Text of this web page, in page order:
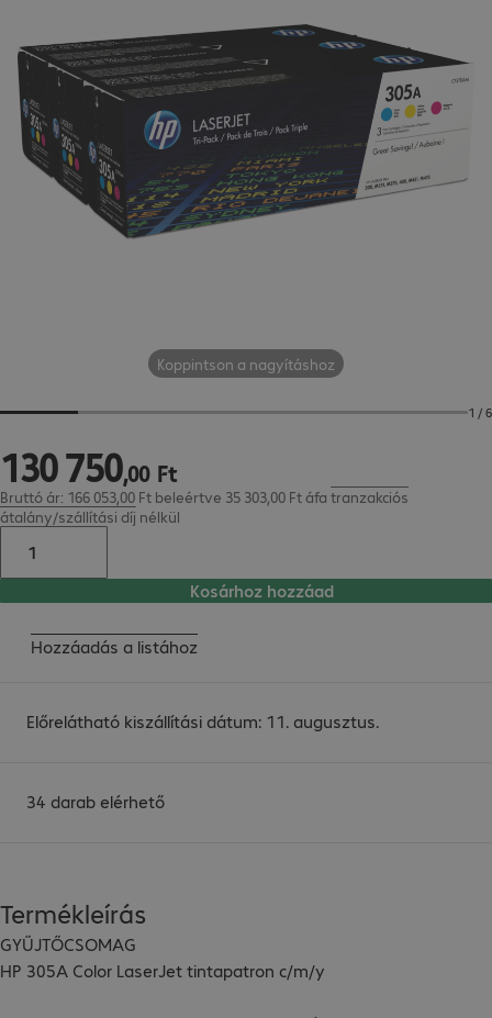
Koppintson a nagyításhoz
1 / 6
130750,00 Ft
130 750,00 Ft
Bruttó ár: 166 053,00 Ft beleértve 35 303,00 Ft áfa tranzakciós
átalány/szállítási díj nélkül
Kosárhoz hozzáad
Hozzáadás a listához
Előrelátható kiszállítási dátum: 11. augusztus.
34 darab elérhető
Termékleírás
GYŰJTŐCSOMAG
HP 305A Color LaserJet tintapatron c/m/y